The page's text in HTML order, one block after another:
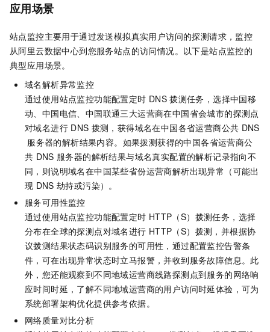
应用场景
站点监控主要用于通过发送模拟真实用户访问的探测请求，监控
从阿里云数据中心到您服务站点的访问情况。以下是站点监控的
典型应用场景。
域名解析异常监控
通过使用站点监控功能配置定时 DNS 拨测任务，选择中国移
动、中国电信、中国联通三大运营商在中国省会城市的探测点
对域名进行 DNS 拨测，获得域名在中国各省运营商公共 DNS
服务器的解析结果内容。如果拨测获得的中国各省运营商公
共 DNS 服务器的解析结果与域名真实配置的解析记录指向不
同，则说明域名在中国某些省份运营商解析出现异常（可能出
现 DNS 劫持或污染）。
服务可用性监控
通过使用站点监控功能配置定时 HTTP（S）拨测任务，选择
分布在全球的探测点对域名进行 HTTP（S）拨测，并根据协
议拨测结果状态码识别服务的可用性，通过配置监控告警条
件，可在出现异常状态时立马报警，并收到服务故障信息。此
外，您还能观察到不同地域运营商线路探测点到服务的网络响
应时间时延，了解不同地域运营商的用户访问时延体验，可为
系统部署架构优化提供参考依据。
网络质量对比分析